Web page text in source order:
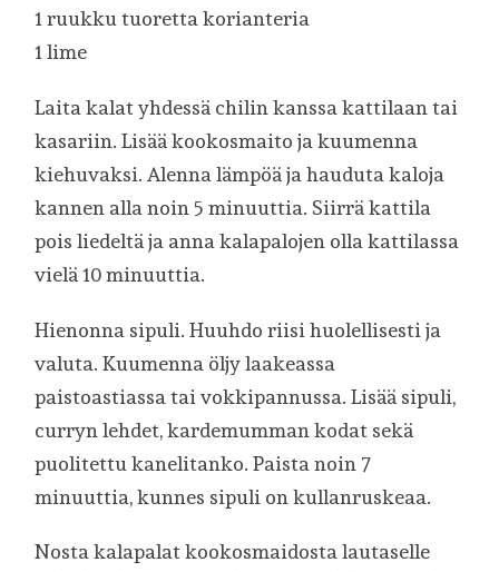
1 ruukku tuoretta korianteria
1 lime
Laita kalat yhdessä chilin kanssa kattilaan tai
kasariin. Lisää kookosmaito ja kuumenna
kiehuvaksi. Alenna lämpöä ja hauduta kaloja
kannen alla noin 5 minuuttia. Siirrä kattila
pois liedeltä ja anna kalapalojen olla kattilassa
vielä 10 minuuttia.
Hienonna sipuli. Huuhdo riisi huolellisesti ja
valuta. Kuumenna öljy laakeassa
paistoastiassa tai vokkipannussa. Lisää sipuli,
curryn lehdet, kardemumman kodat sekä
puolitettu kanelitanko. Paista noin 7
minuuttia, kunnes sipuli on kullanruskeaa.
Nosta kalapalat kookosmaidosta lautaselle